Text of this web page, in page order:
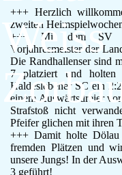
+++ Herzlich
zweiten
+++ Mit dem SV
Vorjahresmeister der
Die Randhallenser sind
7 platziert und holten
Haldeslebener SC ein
einem Auswärtsdreier
Strafstoß nicht
Pfeifer glichen mit ihren
+++ Damit holte
fremden Plätzen und
unsere Jungs! In der
3 geführt!